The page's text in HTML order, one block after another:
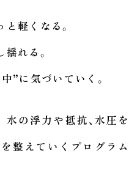
軽くなる。
れる。
”に気づいていく。
水の浮力や抵抗、水圧を
整えていくプログラム